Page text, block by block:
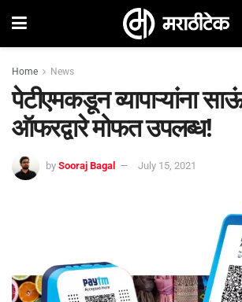
Home News
पेटीएमकडून व्‍यापाऱ्यांना
ऑफरद्वारे मोफत उपलब्‍ध!
by Sooraj Bagal July 15, 2021